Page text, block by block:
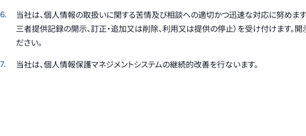
当社は、個人情報の取扱いに関する苦情及び相談への適切かつ迅速な対応に努めま
三者提供記録の開示、訂正・追加又は削除、利用又は提供の停止）を受け付けます。
ださい。
当社は、個人情報保護マネジメントシステムの継続的改善を行ないます。